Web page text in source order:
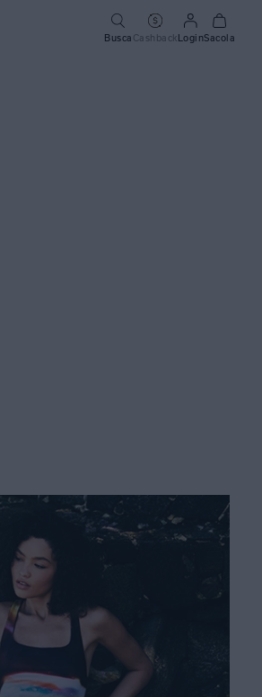
Busca CashbackLoginSacola